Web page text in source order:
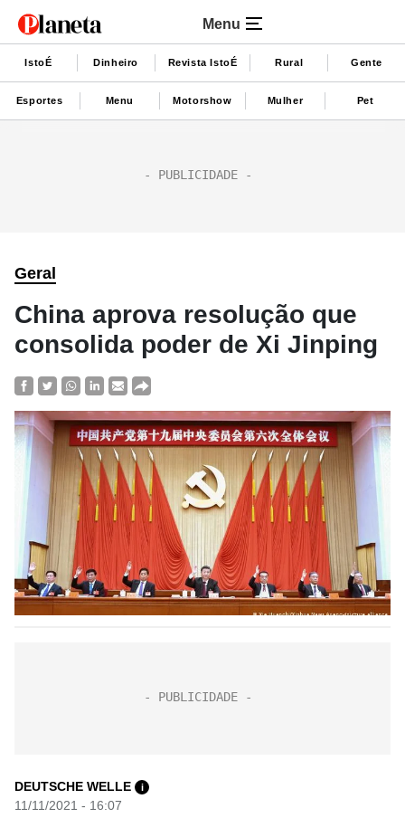
Menu
IstoÉ Dinheiro Revista IstoÉ Rural Gente
Esportes Menu Motorshow Mulher Pet
Geral
China aprova resolução que
consolida poder de Xi Jinping
DEUTSCHE WELLE i
11/11/2021 - 16:07